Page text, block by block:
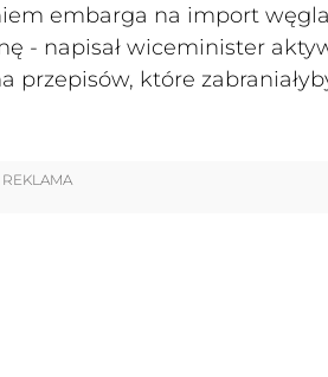
embarga na import
- napisał wiceminister
przepisów, które
REKLAMA